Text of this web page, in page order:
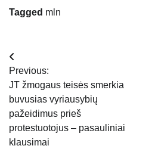
Tagged mln
Navigacija
tarp
įrašų
Previous:
JT žmogaus teisės smerkia
buvusias vyriausybių
pažeidimus prieš
protestuotojus – pasauliniai
klausimai